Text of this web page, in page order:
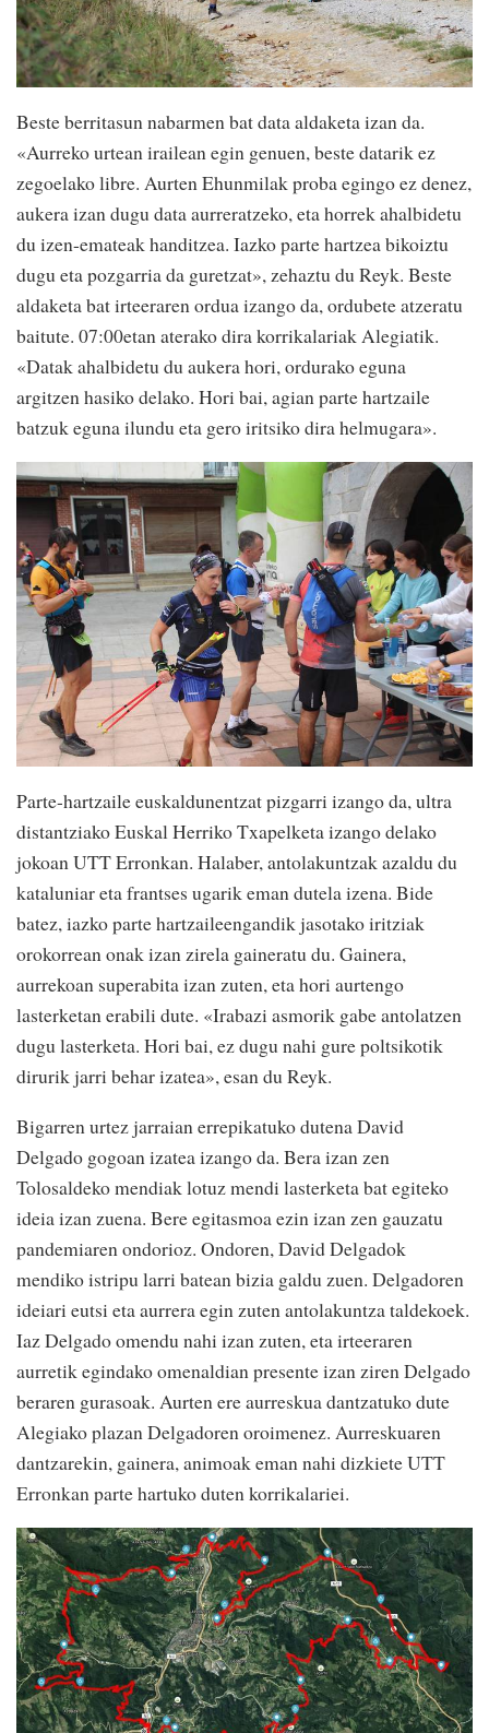
Beste berritasun nabarmen bat data aldaketa izan da.
«Aurreko urtean irailean egin genuen, beste datarik ez
zegoelako libre. Aurten Ehunmilak proba egingo ez denez,
aukera izan dugu data aurreratzeko, eta horrek ahalbidetu
du izen-emateak handitzea. Iazko parte hartzea bikoiztu
dugu eta pozgarria da guretzat», zehaztu du Reyk. Beste
aldaketa bat irteeraren ordua izango da, ordubete atzeratu
baitute. 07:00etan aterako dira korrikalariak Alegiatik.
«Datak ahalbidetu du aukera hori, ordurako eguna
argitzen hasiko delako. Hori bai, agian parte hartzaile
batzuk eguna ilundu eta gero iritsiko dira helmugara».
Parte-hartzaile euskaldunentzat pizgarri izango da, ultra
distantziako Euskal Herriko Txapelketa izango delako
jokoan UTT Erronkan. Halaber, antolakuntzak azaldu du
kataluniar eta frantses ugarik eman dutela izena. Bide
batez, iazko parte hartzaileengandik jasotako iritziak
orokorrean onak izan zirela gaineratu du. Gainera,
aurrekoan superabita izan zuten, eta hori aurtengo
lasterketan erabili dute. «Irabazi asmorik gabe antolatzen
dugu lasterketa. Hori bai, ez dugu nahi gure poltsikotik
dirurik jarri behar izatea», esan du Reyk.
Bigarren urtez jarraian errepikatuko dutena David
Delgado gogoan izatea izango da. Bera izan zen
Tolosaldeko mendiak lotuz mendi lasterketa bat egiteko
ideia izan zuena. Bere egitasmoa ezin izan zen gauzatu
pandemiaren ondorioz. Ondoren, David Delgadok
mendiko istripu larri batean bizia galdu zuen. Delgadoren
ideiari eutsi eta aurrera egin zuten antolakuntza taldekoek.
Iaz Delgado omendu nahi izan zuten, eta irteeraren
aurretik egindako omenaldian presente izan ziren Delgado
beraren gurasoak. Aurten ere aurreskua dantzatuko dute
Alegiako plazan Delgadoren oroimenez. Aurreskuaren
dantzarekin, gainera, animoak eman nahi dizkiete UTT
Erronkan parte hartuko duten korrikalariei.